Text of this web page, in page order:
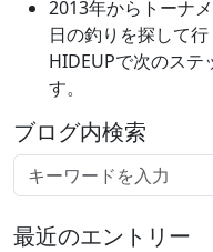
2013年からトーナ
日の釣りを探して
HIDEUPで次のステ
す。
ブログ内検索
最近のエントリー